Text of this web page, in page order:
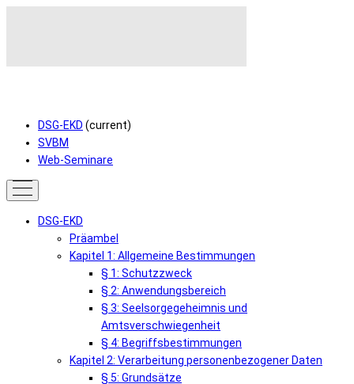
DSG-EKD (current)
SVBM
Web-Seminare
DSG-EKD
Präambel
Kapitel 1: Allgemeine Bestimmungen
§ 1: Schutzzweck
§ 2: Anwendungsbereich
§ 3: Seelsorgegeheimnis und
Amtsverschwiegenheit
§ 4: Begriffsbestimmungen
Kapitel 2: Verarbeitung personenbezogener Daten
§ 5: Grundsätze